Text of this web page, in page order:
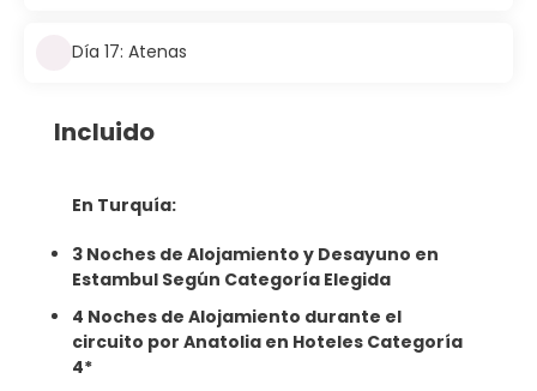
Día 17: Atenas
Incluido
En Turquía:
3 Noches de Alojamiento y Desayuno en
Estambul Según Categoría Elegida
4 Noches de Alojamiento durante el
circuito por Anatolia en Hoteles Categoría
4*